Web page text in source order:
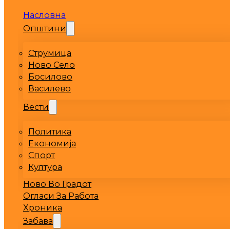
Насловна
Општини
Струмица
Ново Село
Босилово
Василево
Вести
Политика
Економија
Спорт
Култура
Ново Во Градот
Огласи За Работа
Хроника
Забава